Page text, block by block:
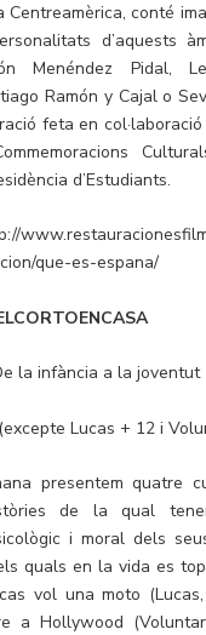
Centreamèrica, conté
d’aquests
Menéndez Pidal,
Ramón y Cajal o
feta en
d’Estudiants.
que-es-espana/
la infància a la joventut
(excepte Lucas + 12 i
presentem quatre
de la qual
i moral dels
quals en la vida es
vol una moto
a Hollywood